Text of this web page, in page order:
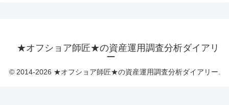
★オフショア師匠★の資産運用調査分析ダイアリ
ー
© 2014-2026 ★オフショア師匠★の資産運用調査分析ダイアリー.